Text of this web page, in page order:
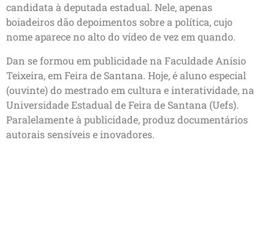
candidata à deputada estadual. Nele, apenas
boiadeiros dão depoimentos sobre a política, cujo
nome aparece no alto do vídeo de vez em quando.
Dan se formou em publicidade na Faculdade Anísio
Teixeira, em Feira de Santana. Hoje, é aluno especial
(ouvinte) do mestrado em cultura e interatividade, na
Universidade Estadual de Feira de Santana (Uefs).
Paralelamente à publicidade, produz documentários
autorais sensíveis e inovadores.